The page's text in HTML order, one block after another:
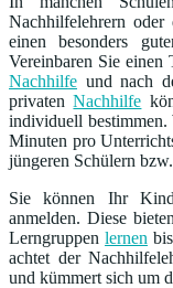
Nachhilfelehrern oder
einen besonders
Vereinbaren Sie einen
Nachhilfe und nach
privatenNachhilfe
individuell
Minuten pro
jüngeren Schülern
Sie können Ihr Kind
anmelden. Diese
Lerngruppen lernen
achtet der
und kümmert sich um